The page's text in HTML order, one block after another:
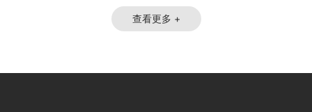
查看更多 +